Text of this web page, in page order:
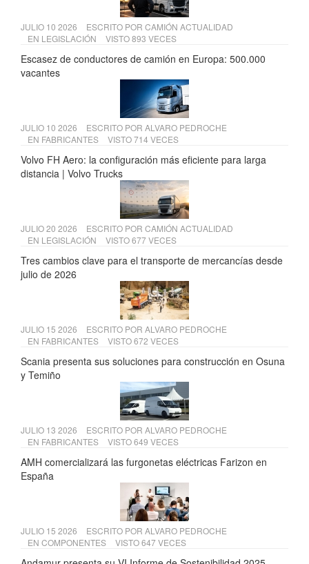
JULIO 10 2026 ESCRITO POR CAMIÓN ACTUALIDAD
EN LEGISLACIÓN VISTO 893 VECES
Escasez de conductores de camión en Europa: 500.000
vacantes
JULIO 10 2026 ESCRITO POR ALVARO PEDROCHE
EN FABRICANTES VISTO 714 VECES
Volvo FH Aero: la configuración más eficiente para larga
distancia | Volvo Trucks
JULIO 20 2026 ESCRITO POR CAMIÓN ACTUALIDAD
EN LEGISLACIÓN VISTO 677 VECES
Tres cambios clave para el transporte de mercancías desde
julio de 2026
JULIO 15 2026 ESCRITO POR ALVARO PEDROCHE
EN FABRICANTES VISTO 672 VECES
Scania presenta sus soluciones para construcción en Osuna
y Temiño
JULIO 13 2026 ESCRITO POR ALVARO PEDROCHE
EN FABRICANTES VISTO 649 VECES
AMH comercializará las furgonetas eléctricas Farizon en
España
JULIO 15 2026 ESCRITO POR ALVARO PEDROCHE
EN COMPONENTES VISTO 647 VECES